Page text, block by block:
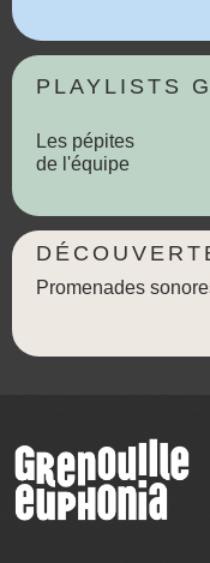
PLAYLISTS
Les pépites
de l'équipe
Promenades